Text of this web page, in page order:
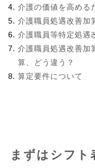
介護の価値を高める
介護職員処遇改善加
介護職員等特定処遇
介護職員処遇改善加
算、どう違う？
算定要件について
まずはシフ